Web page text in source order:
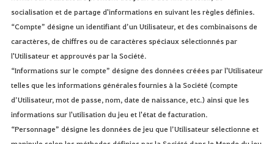
socialisation et de partage d'informations en suivant les règles définies.
“Compte” désigne un identifiant d’un Utilisateur, et des combinaisons de
caractères, de chiffres ou de caractères spéciaux sélectionnés par
l'Utilisateur et approuvés par la Société.
“Informations sur le compte” désigne des données créées par l'Utilisateur
telles que les informations générales fournies à la Société (compte
d’Utilisateur, mot de passe, nom, date de naissance, etc.) ainsi que les
informations sur l'utilisation du jeu et l'état de facturation.
“Personnage” désigne les données de jeu que l’Utilisateur sélectionne et